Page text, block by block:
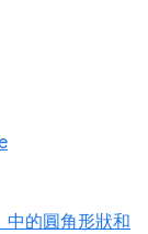
中的圓角形狀和